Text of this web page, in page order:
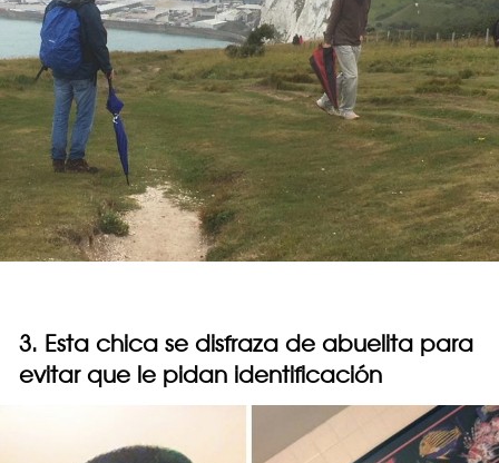
3. Esta chica se disfraza de abuelita para
evitar que le pidan identificación